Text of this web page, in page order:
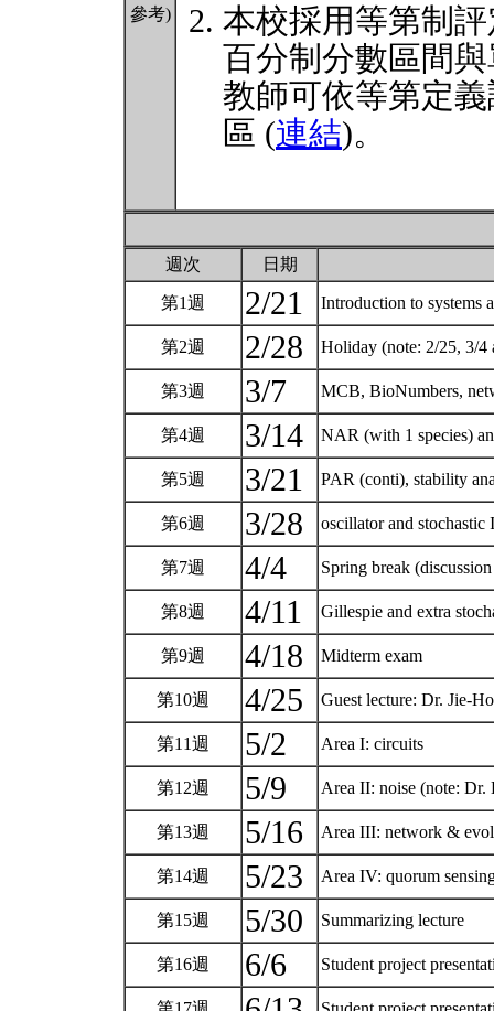
參考)
本校採用等第制
百分制分數區間
教師可依等第定
區 (連結)。
週次 日期
第1週 2/21 Introduction to systems
第2週 2/28 Holiday (note: 2/25, 3/
第3週 3/7 MCB, BioNumbers,
第4週 3/14 NAR (with 1 species)
第5週 3/21 PAR (conti), stability
第6週 3/28 oscillator and
第7週 4/4 Spring break
第8週 4/11 Gillespie and extra
第9週 4/18 Midterm exam
第10週 4/25 Guest lecture: Dr. Jie-
第11週 5/2 Area I: circuits
第12週 5/9 Area II: noise (note: Dr.
第13週 5/16 Area III: network &
第14週 5/23 Area IV: quorum
第15週 5/30 Summarizing lecture
第16週 6/6 Student project